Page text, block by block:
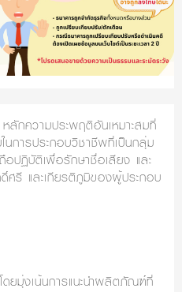
กความประพฤติอันเหมาะสมที่
การประกอบวิชาชีพที่เป็นกลุ่ม
ปฏิบัติเพื่อรักษาชื่อเสียง และ
รี และเกียรติภูมิของผู้ประกอบ
ยมุ่งเน้นการแนะนำผลิตภัณฑ์ที่